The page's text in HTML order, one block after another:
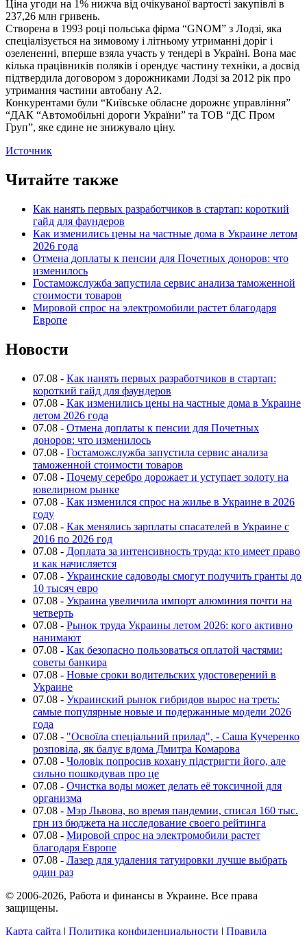
Ціна угоди на 1% нижча від очікуваної вартості закупівлі в
237,26 млн гривень.
Створена в 1993 році польська фірма “GNOM” з Лодзі, яка
спеціалізується на зимовому і літньому утриманні доріг і
озелененні, вперше взяла участь у тендері в Україні. Вона має
кілька працівників поляків і орендує частину техніки, а досвід
підтвердила договором з дорожниками Лодзі за 2012 рік про
утримання частини автобану А2.
Конкурентами були “Київське обласне дорожнє управління”
“ДАК “Автомобільні дороги України” та ТОВ “ДС Пром
Груп”, яке єдине не знижувало ціну.
Источник
Читайте также
Как нанять первых разработчиков в стартап: короткий
гайд для фаундеров
Как изменились цены на частные дома в Украине летом
2026 года
Отмена доплаты к пенсии для Почетных доноров: что
изменилось
Гостаможслужба запустила сервис анализа таможенной
стоимости товаров
Мировой спрос на электромобили растет благодаря
Европе
Новости
07.08 - Как нанять первых разработчиков в стартап:
короткий гайд для фаундеров
07.08 - Как изменились цены на частные дома в Украине
летом 2026 года
07.08 - Отмена доплаты к пенсии для Почетных
доноров: что изменилось
07.08 - Гостаможслужба запустила сервис анализа
таможенной стоимости товаров
07.08 - Почему серебро дорожает и уступает золоту на
ювелирном рынке
07.08 - Как изменился спрос на жилье в Украине в 2026
году
07.08 - Как менялись зарплаты спасателей в Украине с
2016 по 2026 год
07.08 - Доплата за интенсивность труда: кто имеет право
и как начисляется
07.08 - Украинские садоводы смогут получить гранты до
10 тысяч евро
07.08 - Украина увеличила импорт алюминия почти на
четверть
07.08 - Рынок труда Украины летом 2026: кого активно
нанимают
07.08 - Как безопасно пользоваться оплатой частями:
советы банкира
07.08 - Новые сроки водительских удостоверений в
Украине
07.08 - Украинский рынок гибридов вырос на треть:
самые популярные новые и подержанные модели 2026
года
07.08 - "Освоїла спеціальний прилад", - Саша Кучеренко
розповіла, як балує вдома Дмитра Комарова
07.08 - Чоловік попросив кохану підстригти його, але
сильно пошкодував про це
07.08 - Очистка воды может делать её токсичной для
организма
07.08 - Мэр Львова, во время пандемии, списал 160 тыс.
грн из бюджета на исследование своего рейтинга
07.08 - Мировой спрос на электромобили растет
благодаря Европе
07.08 - Лазер для удаления татуировки лучше выбрать
один раз
© 2006-2026, Работа и финансы в Украине. Все права
защищены.
Карта сайта | Политика конфиденциальности | Правила